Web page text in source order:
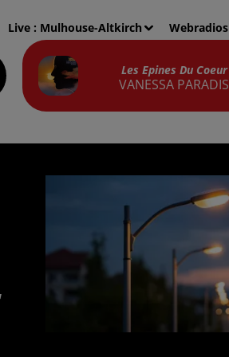
Live : Mulhouse-Altkirch Webradios
Les Epines Du Coeur
VANESSA PARADIS